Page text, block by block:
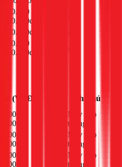
650.000 -
950.000đ
300.000đ
600.000 -
950.000đ
cái
Giá (VNĐ)
Ghi chú
-
Máy treo
tường
-
Máy treo
tường
-
Máy treo
tường